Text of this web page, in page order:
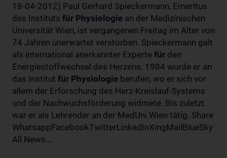
18-04-2012) Paul Gerhard Spieckermann, Emeritus
des Instituts für Physiologie an der Medizinischen
Universität Wien, ist vergangenen Freitag im Alter von
74 Jahren unerwartet verstorben. Spieckermann galt
als international anerkannter Experte für den
Energiestoffwechsel des Herzens. 1984 wurde er an
das Institut für Physiologie berufen, wo er sich vor
allem der Erforschung des Herz-Kreislauf-Systems
und der Nachwuchsförderung widmete. Bis zuletzt
war er als Lehrender an der MedUni Wien tätig. Share
WhatsappFacebookTwitterLinkedInXingMailBlueSky
All News...